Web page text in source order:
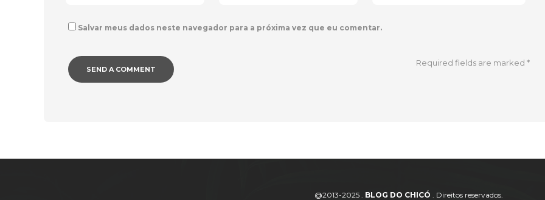
Salvar meus dados neste navegador para a próxima vez que eu comentar.
Required fields are marked*
@2013-2025 . BLOG DO CHICÓ . Direitos reservados.